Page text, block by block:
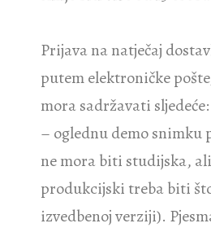
Prijava na natječaj
putem elektroničke
mora sadržavati sljedeće:
– oglednu demo snimku
ne mora biti studijska,
produkcijski treba biti
izvedbenoj verziji).